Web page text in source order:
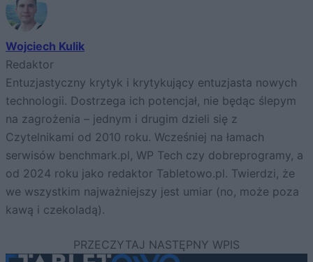
Wojciech Kulik
Redaktor
Entuzjastyczny krytyk i krytykujący entuzjasta nowych
technologii. Dostrzega ich potencjał, nie będąc ślepym
na zagrożenia – jednym i drugim dzieli się z
Czytelnikami od 2010 roku. Wcześniej na łamach
serwisów benchmark.pl, WP Tech czy dobreprogramy, a
od 2024 roku jako redaktor Tabletowo.pl. Twierdzi, że
we wszystkim najważniejszy jest umiar (no, może poza
kawą i czekoladą).